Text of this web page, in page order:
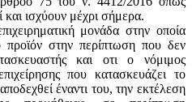
και ισχύουν μέχρι σήμερα.
μονάδα στην οποία
προϊόν στην περίπτωση που δεν
και oτι ο νόμιμος
που κατασκευάζει το
έναντι του, την εκτέλεση